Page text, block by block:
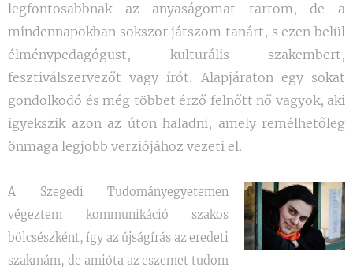
legfontosabbnak az anyaságomat tartom, de a
mindennapokban sokszor játszom tanárt, s ezen belül
élménypedagógust, kulturális szakembert,
fesztiválszervezőt vagy írót. Alapjáraton egy sokat
gondolkodó és még többet érző felnőtt nő vagyok, aki
igyekszik azon az úton haladni, amely remélhetőleg
önmaga legjobb verziójához vezeti el.
A Szegedi Tudományegyetemen
végeztem kommunikáció szakos
bölcsészként, így az újságírás az eredeti
szakmám, de amióta az eszemet tudom